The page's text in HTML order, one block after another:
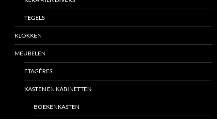
TEGELS
KLOKKEN
MEUBELEN
ETAGÈRES
KASTEN EN KABINETTEN
BOEKENKASTEN